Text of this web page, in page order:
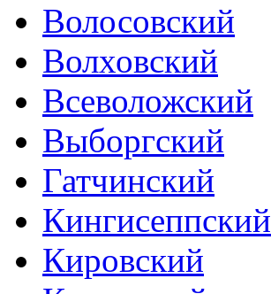
Волосовский
Волховский
Всеволожский
Выборгский
Гатчинский
Кингисеппский
Кировский